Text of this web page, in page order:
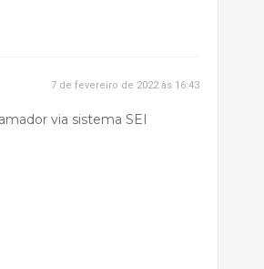
7 de fevereiro de 2022 às 16:43
via sistema SEI